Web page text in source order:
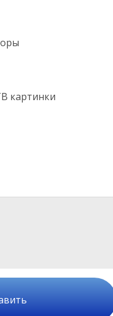
картинки